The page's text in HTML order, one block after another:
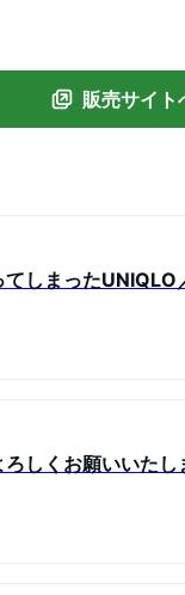
販売サイト
しまった
しくお願いいた